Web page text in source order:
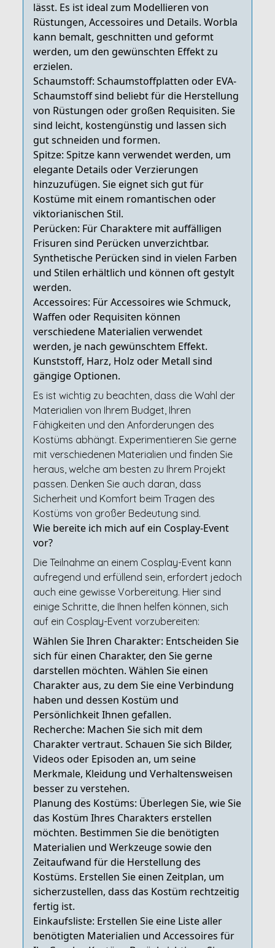
lässt. Es ist ideal zum Modellieren von
Rüstungen, Accessoires und Details. Worbla
kann bemalt, geschnitten und geformt
werden, um den gewünschten Effekt zu
erzielen.
Schaumstoff: Schaumstoffplatten oder EVA-
Schaumstoff sind beliebt für die Herstellung
von Rüstungen oder großen Requisiten. Sie
sind leicht, kostengünstig und lassen sich
gut schneiden und formen.
Spitze: Spitze kann verwendet werden, um
elegante Details oder Verzierungen
hinzuzufügen. Sie eignet sich gut für
Kostüme mit einem romantischen oder
viktorianischen Stil.
Perücken: Für Charaktere mit auffälligen
Frisuren sind Perücken unverzichtbar.
Synthetische Perücken sind in vielen Farben
und Stilen erhältlich und können oft gestylt
werden.
Accessoires: Für Accessoires wie Schmuck,
Waffen oder Requisiten können
verschiedene Materialien verwendet
werden, je nach gewünschtem Effekt.
Kunststoff, Harz, Holz oder Metall sind
gängige Optionen.
Es ist wichtig zu beachten, dass die Wahl der
Materialien von Ihrem Budget, Ihren
Fähigkeiten und den Anforderungen des
Kostüms abhängt. Experimentieren Sie gerne
mit verschiedenen Materialien und finden Sie
heraus, welche am besten zu Ihrem Projekt
passen. Denken Sie auch daran, dass
Sicherheit und Komfort beim Tragen des
Kostüms von großer Bedeutung sind.
Wie bereite ich mich auf ein Cosplay-Event
vor?
Die Teilnahme an einem Cosplay-Event kann
aufregend und erfüllend sein, erfordert jedoch
auch eine gewisse Vorbereitung. Hier sind
einige Schritte, die Ihnen helfen können, sich
auf ein Cosplay-Event vorzubereiten:
Wählen Sie Ihren Charakter: Entscheiden Sie
sich für einen Charakter, den Sie gerne
darstellen möchten. Wählen Sie einen
Charakter aus, zu dem Sie eine Verbindung
haben und dessen Kostüm und
Persönlichkeit Ihnen gefallen.
Recherche: Machen Sie sich mit dem
Charakter vertraut. Schauen Sie sich Bilder,
Videos oder Episoden an, um seine
Merkmale, Kleidung und Verhaltensweisen
besser zu verstehen.
Planung des Kostüms: Überlegen Sie, wie Sie
das Kostüm Ihres Charakters erstellen
möchten. Bestimmen Sie die benötigten
Materialien und Werkzeuge sowie den
Zeitaufwand für die Herstellung des
Kostüms. Erstellen Sie einen Zeitplan, um
sicherzustellen, dass das Kostüm rechtzeitig
fertig ist.
Einkaufsliste: Erstellen Sie eine Liste aller
benötigten Materialien und Accessoires für